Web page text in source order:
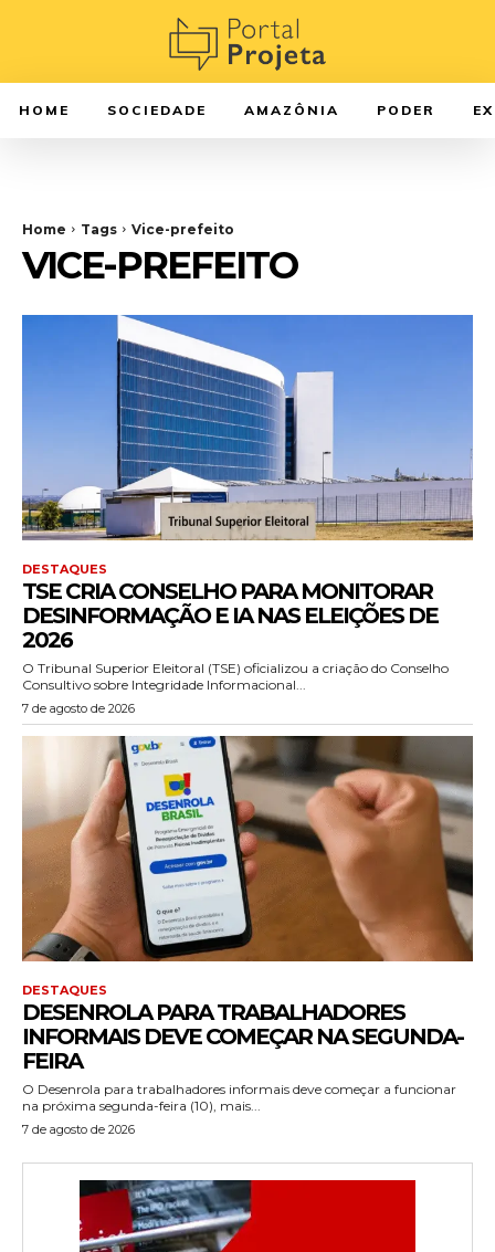
HOME SOCIEDADE AMAZÔNIA PODER
Home Tags Vice-prefeito
VICE-PREFEITO
DESTAQUES
TSE CRIA CONSELHO PARA MONITORAR
DESINFORMAÇÃO E IA NAS ELEIÇÕES DE
2026
O Tribunal Superior Eleitoral (TSE) oficializou a criação do Conselho
Consultivo sobre Integridade Informacional...
7 de agosto de 2026
DESTAQUES
DESENROLA PARA TRABALHADORES
INFORMAIS DEVE COMEÇAR NA SEGUNDA-
FEIRA
O Desenrola para trabalhadores informais deve começar a funcionar
na próxima segunda-feira (10), mais...
7 de agosto de 2026